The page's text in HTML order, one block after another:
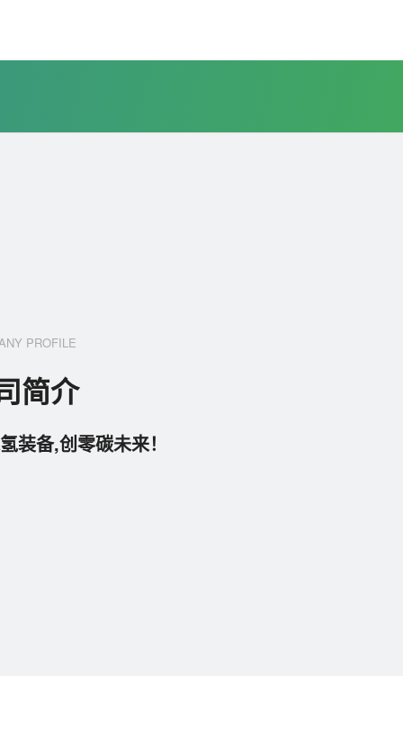
PROFILE
简介
装备,创零碳未来！